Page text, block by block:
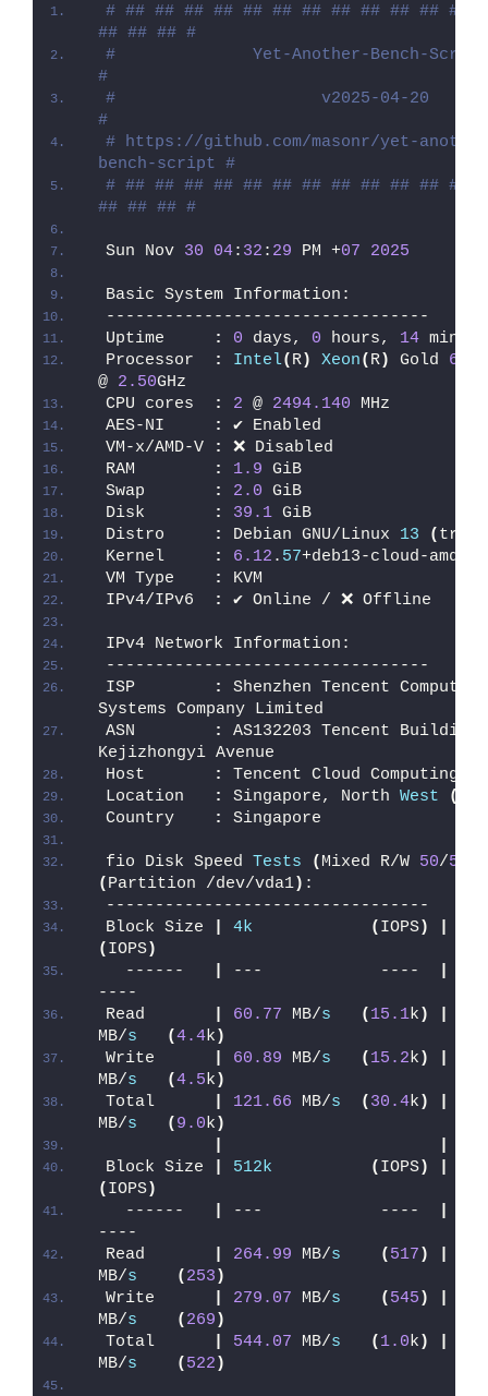
# ## ## ## ## ## ## ## ## ## ## ## ##
## ## ## #
#              Yet-Another-Bench-Script
#
#                     v2025-04-20
#
# https://github.com/masonr/yet-
bench-script #
# ## ## ## ## ## ## ## ## ## ## ## ##
## ## ## #
Sun Nov 30 04: 32 : 29 PM +07 2025
Basic System Information:
---------------------------------
Uptime
: 0 days, 0 hours, 14
Processor
: Intel( R) Xeon( R) Gold 6133
@ 2.50GHz
CPU cores
: 2 @ 2494.140 MHz
AES-NI
:
✔ Enabled
VM-x/AMD-V
:
❌ Disabled
RAM
: 1.9 GiB
Swap
: 2.0 GiB
Disk
: 39.1 GiB
Distro
: Debian GNU/Linux 13 (
Kernel
: 6.12 . 57+deb13-cloud-amd64
VM Type
:
KVM
IPv4/IPv6
: ✔ Online / ❌ Offline
IPv4 Network Information:
---------------------------------
ISP
:
Shenzhen Tencent Computer
Systems Company Limited
ASN
:
AS132203 Tencent Building,
Kejizhongyi Avenue
Host
:
Tencent Cloud Computing
Location
: Singapore, North West (
Country
: Singapore
fio Disk Speed Tests ( Mixed R/W 50/50
( Partition /dev/vda1) :
---------------------------------
Block Size
4k ( IOPS)
( IOPS)
  ------
---            ----
----
Read
60.77 MB/s ( 15.1k )
MB/s (4.4k )
Write
60.89 MB/s ( 15.2k )
MB/s (4.5k )
Total
121.66 MB/s ( 30.4k )
MB/s ( 9.0k )
Block Size
512k ( IOPS)
( IOPS)
  ------
---            ----
----
Read
264.99 MB/s ( 517 )
MB/s ( 253 )
Write
279.07 MB/s ( 545 )
MB/s ( 269 )
Total
544.07 MB/s ( 1.0k )
MB/s ( 522 )